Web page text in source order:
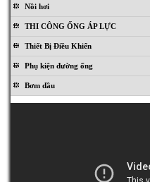
Nồi hơi
THI CÔNG ỐNG ÁP LỰC
Thiết Bị Điều Khiển
Phụ kiện đường ống
Bơm dầu